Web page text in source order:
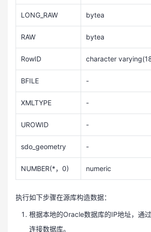
LONG_RAW bytea
RAW bytea
RowID character
BFILE -
XMLTYPE -
UROWID -
sdo_geometry -
NUMBER(*，0) numeric
执行如下步骤在源库构造数据：
根据本地的Oracle数据库的IP地址，通
连接数据库。